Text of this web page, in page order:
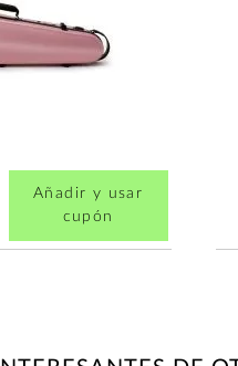
Añadir y usar
cupón